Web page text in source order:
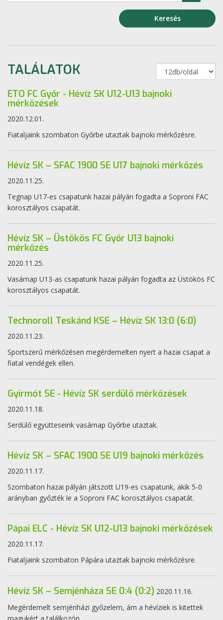
Keresés
TALÁLATOK
ETO FC Győr - Hévíz SK U12-U13 bajnoki
mérkőzések
2020.12.01.
Fiataljaink szombaton Győrbe utaztak bajnoki mérkőzésre.
Hévíz SK – SFAC 1900 SE U17 bajnoki mérkőzés
2020.11.25.
Tegnap U17-es csapatunk hazai pályán fogadta a Soproni FAC
korosztályos csapatát.
Hévíz SK – Üstökös FC Győr U13 bajnoki
mérkőzés
2020.11.25.
Vasárnap U13-as csapatunk hazai pályán fogadta az Üstökös FC
korosztályos csapatát.
Technoroll Teskánd KSE – Hévíz SK 13:0 (6:0)
2020.11.23.
Sportszerű mérkőzésen megérdemelten nyert a hazai csapat a
fiatal vendégek ellen.
Gyirmót SE - Hévíz SK serdülő mérkőzések
2020.11.18.
Serdülő együtteseink vasárnap Győrbe utaztak.
Hévíz SK – SFAC 1900 SE U19 bajnoki mérkőzés
2020.11.17.
Szombaton hazai pályán játszott U19-es csapatunk, akik 5-0
arányban győzték le a Soproni FAC korosztályos csapatát.
Pápai ELC - Hévíz SK U12-U13 bajnoki mérkőzések
2020.11.17.
Fiataljaink szombaton Pápára utaztak bajnoki mérkőzésre.
Hévíz SK – Semjénháza SE 0:4 (0:2) 2020.11.16.
Meg­érdemelt semjénházi győzelem, ám a hévíziek is kitettek